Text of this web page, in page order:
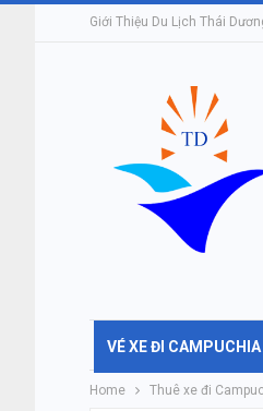
Giới Thiệu Du Lịch Thái
VÉ XE ĐI CAMPUCHIA
Home Thuê xe đi